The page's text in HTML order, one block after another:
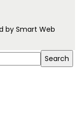
by Smart Web
Search